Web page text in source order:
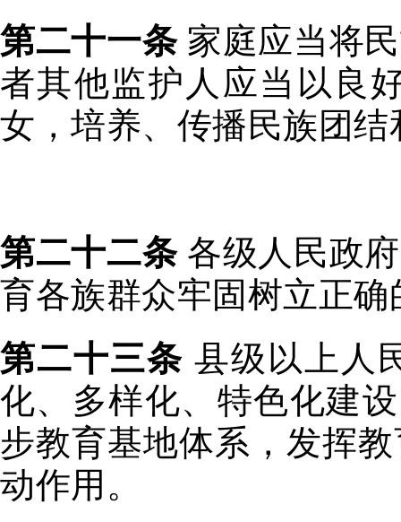
第二十一条家庭应当将
者其他监护人应当以良
女，培养、传播民族团
第二十二条各级人民政
育各族群众牢固树立正
第二十三条 县级以上人
化、多样化、特色化建
步教育基地体系，发挥
动作用。